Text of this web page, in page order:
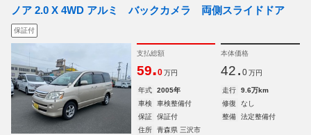
ノア 2.0 X 4WD アルミ バックカメラ 両側スライドドア
保証付
支払総額
59.0 万円
本体価格
42. 0 万円
年式 2005年 走行
9.6万km
車検
車検整備付 修復
なし
保証
保証付 整備
法定整備付
住所
青森県 三沢市